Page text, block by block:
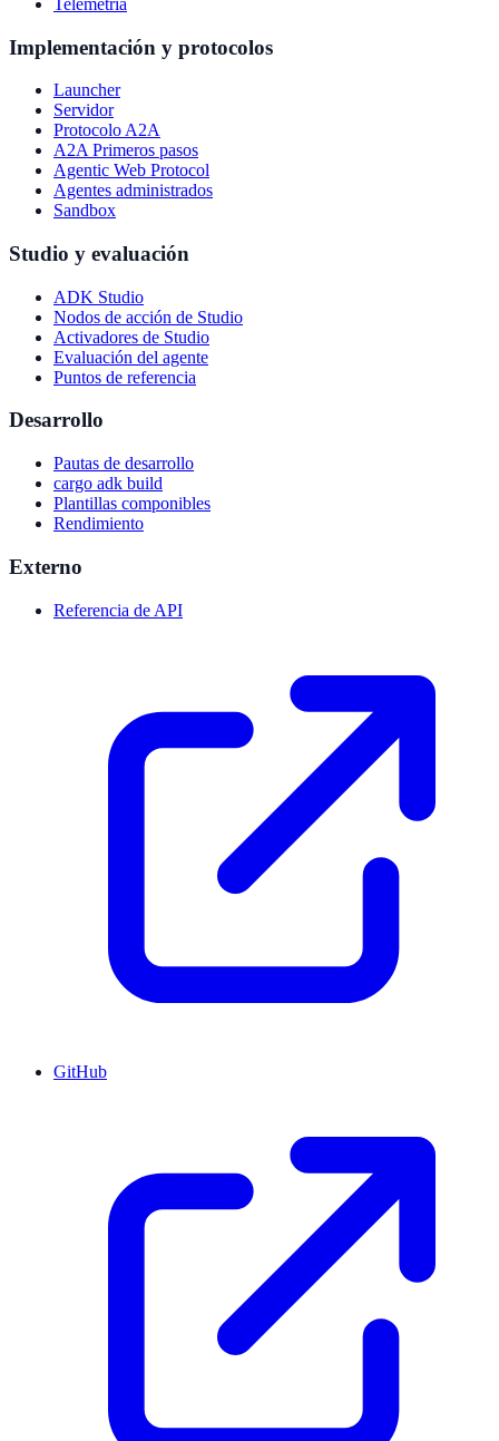
Implementación y protocolos
Launcher
Servidor
Protocolo A2A
A2A Primeros pasos
Agentic Web Protocol
Agentes administrados
Sandbox
Studio y evaluación
ADK Studio
Nodos de acción de Studio
Activadores de Studio
Evaluación del agente
Puntos de referencia
Desarrollo
Pautas de desarrollo
cargo adk build
Plantillas componibles
Rendimiento
Externo
Referencia de API
GitHub